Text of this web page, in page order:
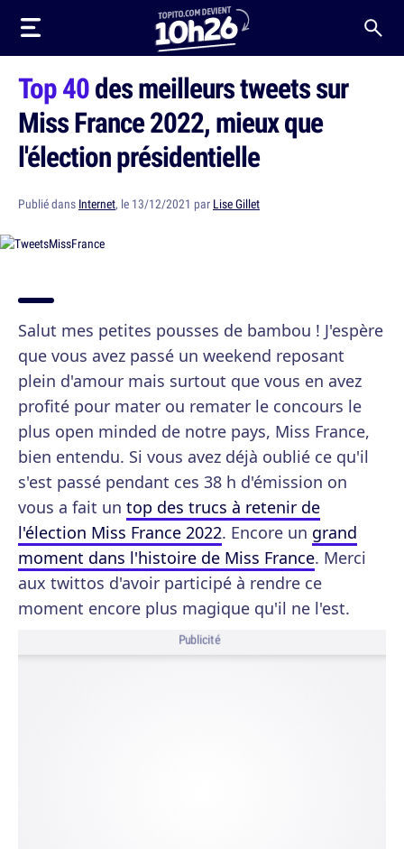
Top 40des meilleurs tweets sur
Miss France 2022, mieux que
l'élection présidentielle
Publié dans Internet, le 13/12/2021 par Lise Gillet
Salut mes petites pousses de bambou ! J'espère
que vous avez passé un weekend reposant
plein d'amour mais surtout que vous en avez
profité pour mater ou remater le concours le
plus open minded de notre pays, Miss France,
bien entendu. Si vous avez déjà oublié ce qu'il
s'est passé pendant ces 38 h d'émission on
vous a fait un top des trucs à retenir de
l'élection Miss France 2022. Encore un grand
moment dans l'histoire de Miss France. Merci
aux twittos d'avoir participé à rendre ce
moment encore plus magique qu'il ne l'est.
Publicité